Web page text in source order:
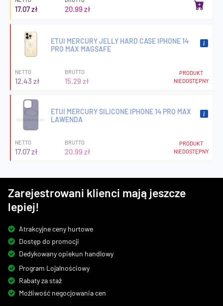
17.07 zł 20.99 zł
ETUI MERCURY JELLY HARD CASE IPHONE 14
PRO MAX MAGSAFE
NETTO
12.43 zł
BRUTTO
15.29 zł
PRODUKT
NIEDOSTĘPNY
ETUI MERCURY SILICONE IPHONE 14 PRO MAX
LAWENDA
NETTO
17.07 zł
BRUTTO
20.99 zł
PRODUKT
NIEDOSTĘPNY
Zarejestrowani klienci mają jeszcze
lepiej!
Atrakcyjne ceny hurtowe
Dostęp do promocji
Dedykowany opiekun handlowy
Program Lojalnościowy
Rabaty za staż
Możliwość negocjowania cen